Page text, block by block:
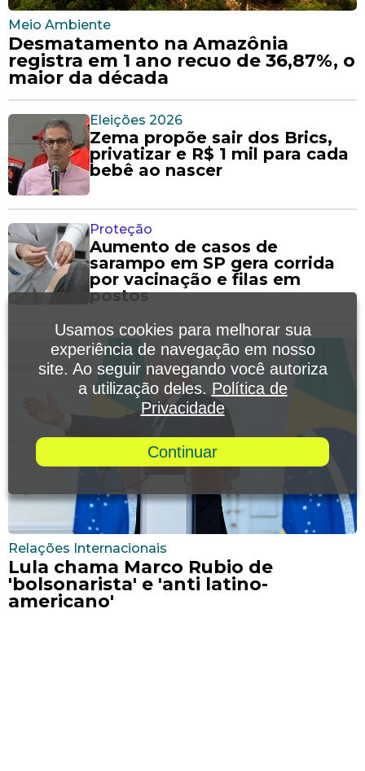
Meio Ambiente
Desmatamento na Amazônia
registra em 1 ano recuo de 36,87%, o
maior da década
Eleições 2026
Zema propõe sair dos Brics,
privatizar e R$ 1 mil para cada
bebê ao nascer
Proteção
Aumento de casos de
sarampo em SP gera corrida
por vacinação e filas em
postos
Relações Internacionais
Lula chama Marco Rubio de
'bolsonarista' e 'anti latino-
americano'
Usamos cookies para melhorar sua
experiência de navegação em nosso
site. Ao seguir navegando você autoriza
a utilização deles. Política de
Privacidade
Continuar